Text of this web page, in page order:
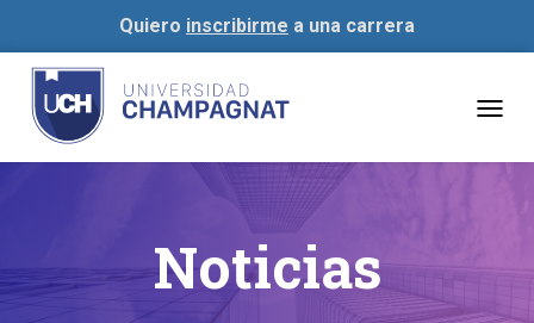
Quiero inscribirme a una carrera
Noticias